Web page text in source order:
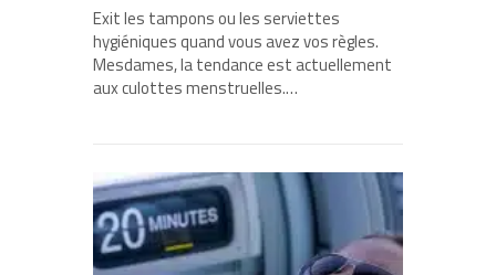
Exit les tampons ou les serviettes
hygiéniques quand vous avez vos règles.
Mesdames, la tendance est actuellement
aux culottes menstruelles.…